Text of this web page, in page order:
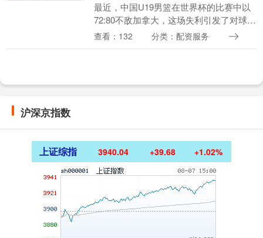
最近，中国U19男篮在世界杯的比赛中以
72:80不敌加拿大，这场失利引发了对球队
深层次问题的思考。 首先，尽管拥有三名
查看：132 分类：配资服务
沪深京指数
上证综指 3940.04 +39.68 +1.02%